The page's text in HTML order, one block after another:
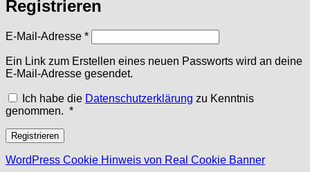
Registrieren
E-Mail-Adresse *Erforderlich
Ein Link zum Erstellen eines neuen Passworts wird an deine
E-Mail-Adresse gesendet.
Ich habe die Datenschutzerklärung zu Kenntnis
genommen. *Erforderlich
Registrieren
WordPress Cookie Hinweis von Real Cookie Banner